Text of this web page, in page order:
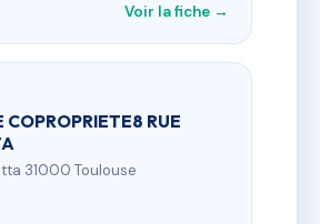
Voir la fiche →
COPROPRIETE8 RUE
31000 Toulouse